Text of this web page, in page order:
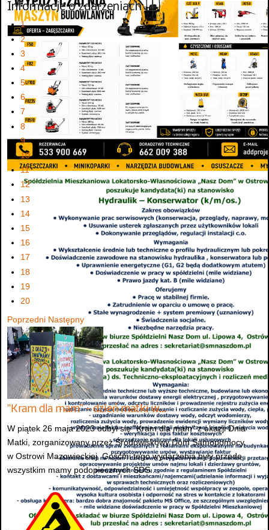
Informacje o zdarzeniach
1
2
3
4
5
6
7
8
9
10
11
12
13
14
15
16
17
18
19
20
Poprzedni Następny
"Kram dla mam" - dzień matki w…
W piątek 26 maja 2023 odbył się "Kram dla mam" z okazji Dnia
Matki, zorganizowany przez Środowiskowy Dom Samopomocy
w Ostrowi Mazowieckiej. Gośćmi tego wydarzenia były przede
wszystkim mamy podopiecznych ŚDS...